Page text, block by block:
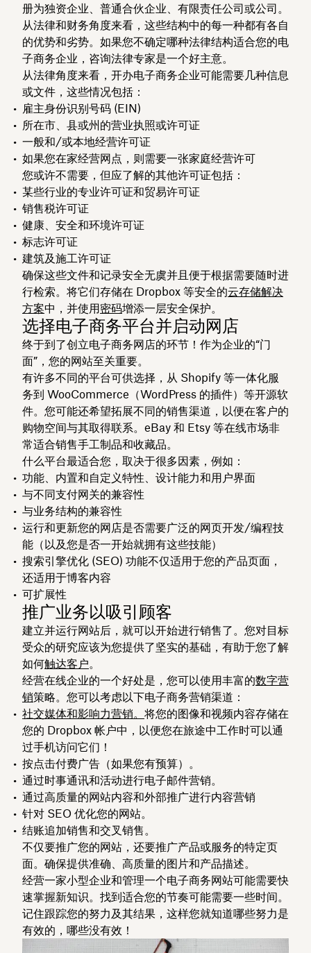
册为独资企业、普通合伙企业、有限责任公司或公司。
从法律和财务角度来看，这些结构中的每一种都有各自
的优势和劣势。如果您不确定哪种法律结构适合您的电
子商务企业，咨询法律专家是一个好主意。
从法律角度来看，开办电子商务企业可能需要几种信息
或文件，这些情况包括：
雇主身份识别号码 (EIN)
所在市、县或州的营业执照或许可证
一般和/或本地经营许可证
如果您在家经营网点，则需要一张家庭经营许可
您或许不需要，但应了解的其他许可证包括：
某些行业的专业许可证和贸易许可证
销售税许可证
健康、安全和环境许可证
标志许可证
建筑及施工许可证
确保这些文件和记录安全无虞并且便于根据需要随时进
行检索。将它们存储在 Dropbox 等安全的云存储解决
方案中，并使用密码增添一层安全保护。
选择电子商务平台并启动网店
终于到了创立电子商务网店的环节！作为企业的“门
面”，您的网站至关重要。
有许多不同的平台可供选择，从 Shopify 等一体化服
务到 WooCommerce（WordPress 的插件）等开源软
件。您可能还希望拓展不同的销售渠道，以便在客户的
购物空间与其取得联系。eBay 和 Etsy 等在线市场非
常适合销售手工制品和收藏品。
什么平台最适合您，取决于很多因素，例如：
功能、内置和自定义特性、设计能力和用户界面
与不同支付网关的兼容性
与业务结构的兼容性
运行和更新您的网店是否需要广泛的网页开发/编程技
能（以及您是否一开始就拥有这些技能）
搜索引擎优化 (SEO) 功能不仅适用于您的产品页面，
还适用于博客内容
可扩展性
推广业务以吸引顾客
建立并运行网站后，就可以开始进行销售了。您对目标
受众的研究应该为您提供了坚实的基础，有助于您了解
如何触达客户。
经营在线企业的一个好处是，您可以使用丰富的数字营
销策略。您可以考虑以下电子商务营销渠道：
社交媒体和影响力营销。 将您的图像和视频内容存储在
您的 Dropbox 帐户中，以便您在旅途中工作时可以通
过手机访问它们！
按点击付费广告（如果您有预算）。
通过时事通讯和活动进行电子邮件营销。
通过高质量的网站内容和外部推广进行内容营销
针对 SEO 优化您的网站。
结账追加销售和交叉销售。
不仅要推广您的网站，还要推广产品或服务的特定页
面。确保提供准确、高质量的图片和产品描述。
经营一家小型企业和管理一个电子商务网站可能需要快
速掌握新知识。找到适合您的节奏可能需要一些时间。
记住跟踪您的努力及其结果，这样您就知道哪些努力是
有效的，哪些没有效！